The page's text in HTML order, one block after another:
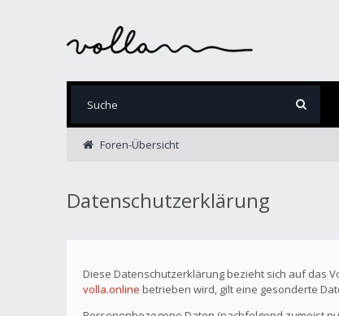
Foren-Übersicht
Datenschutzerklärung
Diese Datenschutzerklärung bezieht sich auf das
volla.online betrieben wird, gilt eine gesonderte